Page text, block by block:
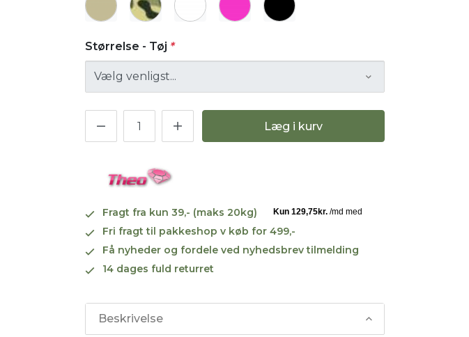
Størrelse - Tøj *
Læg i kurv
Fragt fra kun 39,- (maks 20kg)
Fri fragt til pakkeshop v køb for 499,-
Få nyheder og fordele ved nyhedsbrev tilmelding
14 dages fuld returret
Beskrivelse